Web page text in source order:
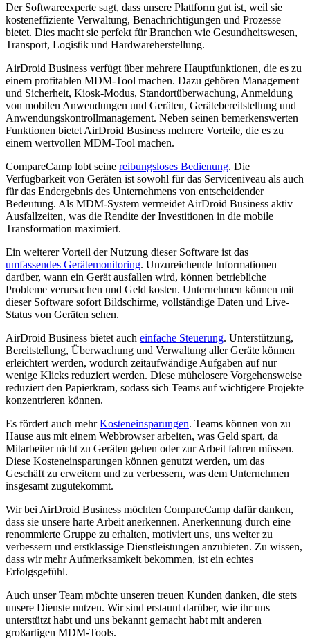
Der Softwareexperte sagt, dass unsere Plattform gut ist, weil sie
kosteneffiziente Verwaltung, Benachrichtigungen und Prozesse
bietet. Dies macht sie perfekt für Branchen wie Gesundheitswesen,
Transport, Logistik und Hardwareherstellung.
AirDroid Business verfügt über mehrere Hauptfunktionen, die es zu
einem profitablen MDM-Tool machen. Dazu gehören Management
und Sicherheit, Kiosk-Modus, Standortüberwachung, Anmeldung
von mobilen Anwendungen und Geräten, Gerätebereitstellung und
Anwendungskontrollmanagement. Neben seinen bemerkenswerten
Funktionen bietet AirDroid Business mehrere Vorteile, die es zu
einem wertvollen MDM-Tool machen.
CompareCamp lobt seine reibungsloses Bedienung. Die
Verfügbarkeit von Geräten ist sowohl für das Serviceniveau als auch
für das Endergebnis des Unternehmens von entscheidender
Bedeutung. Als MDM-System vermeidet AirDroid Business aktiv
Ausfallzeiten, was die Rendite der Investitionen in die mobile
Transformation maximiert.
Ein weiterer Vorteil der Nutzung dieser Software ist das
umfassendes Gerätemonitoring. Unzureichende Informationen
darüber, wann ein Gerät ausfallen wird, können betriebliche
Probleme verursachen und Geld kosten. Unternehmen können mit
dieser Software sofort Bildschirme, vollständige Daten und Live-
Status von Geräten sehen.
AirDroid Business bietet auch einfache Steuerung. Unterstützung,
Bereitstellung, Überwachung und Verwaltung aller Geräte können
erleichtert werden, wodurch zeitaufwändige Aufgaben auf nur
wenige Klicks reduziert werden. Diese mühelosere Vorgehensweise
reduziert den Papierkram, sodass sich Teams auf wichtigere Projekte
konzentrieren können.
Es fördert auch mehrKosteneinsparungen. Teams können von zu
Hause aus mit einem Webbrowser arbeiten, was Geld spart, da
Mitarbeiter nicht zu Geräten gehen oder zur Arbeit fahren müssen.
Diese Kosteneinsparungen können genutzt werden, um das
Geschäft zu erweitern und zu verbessern, was dem Unternehmen
insgesamt zugutekommt.
Wir bei AirDroid Business möchten CompareCamp dafür danken,
dass sie unsere harte Arbeit anerkennen. Anerkennung durch eine
renommierte Gruppe zu erhalten, motiviert uns, uns weiter zu
verbessern und erstklassige Dienstleistungen anzubieten. Zu wissen,
dass wir mehr Aufmerksamkeit bekommen, ist ein echtes
Erfolgsgefühl.
Auch unser Team möchte unseren treuen Kunden danken, die stets
unsere Dienste nutzen. Wir sind erstaunt darüber, wie ihr uns
unterstützt habt und uns bekannt gemacht habt mit anderen
großartigen MDM-Tools.